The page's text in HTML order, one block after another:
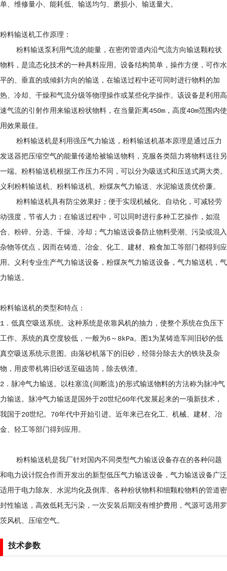
单、维修量小、能耗低、输送均匀、磨损小、输送量大。
粉料输送机工作原理：
粉料输送泵利用气流的能量，在密闭管道内沿气流方向输送颗粒状
物料，是流态化技术的一种具料应用。设备结构简单，操作方便，可作水
平的、垂直的或倾斜方向的输送，在输送过程中还可同时进行物料的加
热、冷却、干燥和气流分级等物理操作或某些化学操作。该设备是利用高
速气流的引射作用来输送粉状物料，在当量距离450m，高度40m范围内使
用效果最佳。
粉料输送机是利用强压气力输送，粉料输送机基本原理是通过压力
发送器把压缩空气的能量传递给被输送物料，克服各类阻力将物料送往另
一端。粉料输送机根据工作压力不同，可以分为吸送式和压送式两大类。
义利粉料输送机、粉料输送机、粉煤灰气力输送、水泥输送质优价廉。
粉料输送机具有防尘效果好；便于实现机械化、自动化，可减轻劳
动强度，节省人力；在输送过程中，可以同时进行多种工艺操作，如混
合、粉碎、分选、干燥、冷却；气力输送设备防止物料受潮、污染或混入
杂物等优点，因而在铸造、冶金、化工、建材、粮食加工等部门都得到应
用。义利专业生产气力输送设备，粉煤灰气力输送设备，气力输送机，气
力输送。
粉料输送机的类型和特点：
1．低真空吸送系统。这种系统是依靠风机的抽力，使整个系统在负压下
工作。系统的真空度较低，一般为6～8kPa。图1为某铸造车间旧砂的低
真空吸送系统示意图。由落砂机落下的旧砂，经筛分除去大的铁块及杂
物，用皮带机将旧砂送至磁选筒，除去铁渣。
2．脉冲气力输送。以柱塞流(间断流)的形式输送物料的方法称为脉冲气
力输送。脉冲气力输送是国外于20世纪60年代发展起来的一项新技术，
我国于20世纪。70年代中开始引进。近年来已在化工、机械、建材、冶
金、轻工等部门得到应用。
粉料输送机是我厂针对国内不同类型气力输送设备存在的各种问题
和电力设计院合作而开发出的新型低压气力输送设备，气力输送设备广泛
适用于电力除灰、水泥均化及倒库、各种粉状物料和细颗粒物料的管道密
封性输送，高效低耗无污染，一次安装后期没有维护费用，气源可选用罗
茨风机、压缩空气。
技术参数